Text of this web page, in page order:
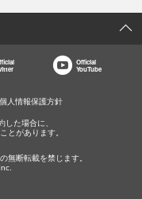
Official
YouTube
個人情報保護方針
た場合に、
とがあります。
無断転載を禁じます。